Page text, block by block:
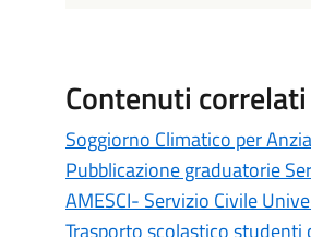
Contenuti correlati
Soggiorno Climatico per
Pubblicazione graduatorie
AMESCI- Servizio Civile
Trasporto scolastico